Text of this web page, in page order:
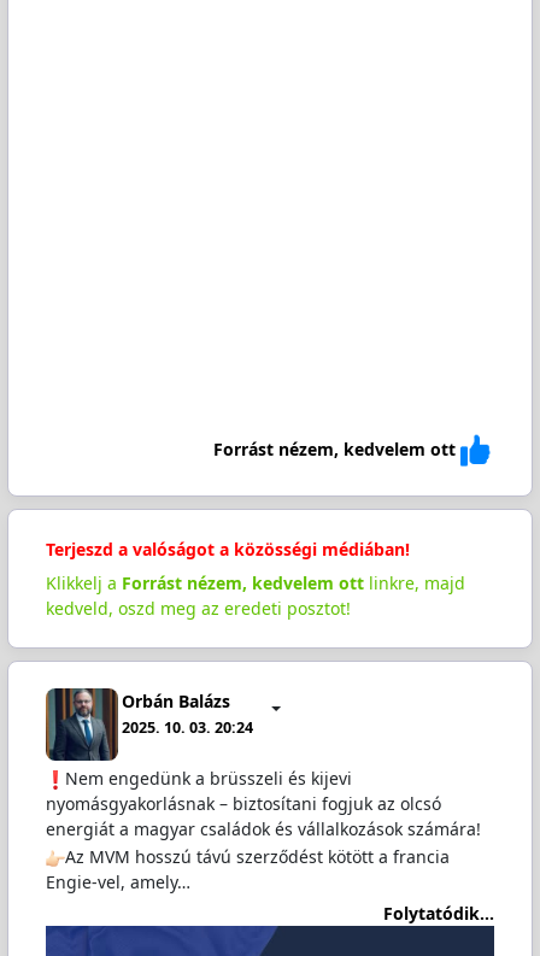
Forrást nézem, kedvelem ott
Terjeszd a valóságot a közösségi médiában!
Klikkelj a Forrást nézem, kedvelem ottlinkre, majd
kedveld, oszd meg az eredeti posztot!
Orbán Balázs
2025. 10. 03. 20:24
️Nem engedünk a brüsszeli és kijevi
nyomásgyakorlásnak – biztosítani fogjuk az olcsó
energiát a magyar családok és vállalkozások számára!
Az MVM hosszú távú szerződést kötött a francia
Engie-vel, amely…
Folytatódik...